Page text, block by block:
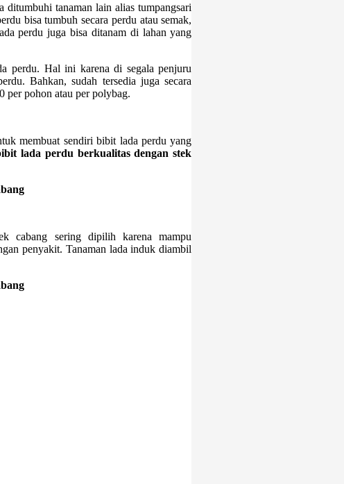
ditumbuhi tanaman lain alias tumpangsari
bisa tumbuh secara perdu atau semak,
perdu juga bisa ditanam di lahan yang
perdu. Hal ini karena di segala penjuru
Bahkan, sudah tersedia juga secara
per pohon atau per polybag.
membuat sendiri bibit lada perdu yang
lada perdu berkualitas dengan stek
cabang sering dipilih karena mampu
penyakit. Tanaman lada induk diambil